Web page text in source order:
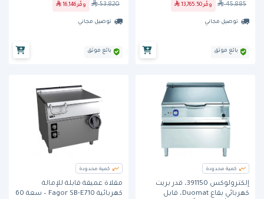
45,885 وفّر 13,765.50
توصيل مجاني
بائع موثق
53,820 وفّر 16,146
توصيل مجاني
بائع موثق
كمية محدودة
إلكترولوكس 391150، قدر بريت
كهربائي بقاع Duomat، قابل
كمية محدودة
مقلاة عميقة قابلة للإمالة
كهربائية Fagor SB-E710 – سعة 60